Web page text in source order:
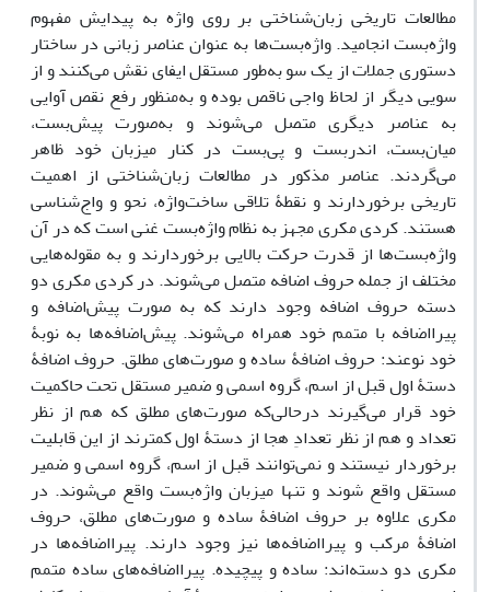
مطالعات تاریخی زبان‌شناختی بر روی واژه به پیدایش مفهوم
واژه‌بست انجامید‌. واژه‌بست‌ها به عنوان عناصر زبانی در ساختار
دستوری جملات از یک سو به‌طور مستقل ایفای نقش می‌کنند و از
سویی دیگر از لحاظ واجی ناقص بوده و به‌منظور رفع نقص آوایی
به عناصر دیگری متصل می‌شوند و به‌صورت پیش‌بست،
میان‌بست، اندربست و پی‌بست در کنار میزبان خود ظاهر
می‌گردند. عناصر مذکور ‌در مطالعات زبان‌شناختی از اهمیت
تاریخی برخوردارند و نقطۀ تلاقی ساخت‌واژه، نحو و واج‌شناسی
هستند. کردی مکری مجهز به نظام واژه‌بست‌ غنی است که در آن
واژه‌بست‌ها از قدرت حرکت بالایی برخوردارند و به مقوله‌هایی
مختلف از جمله حروف اضافه متصل می‌شوند. در کردی مکری دو
دسته حروف اضافه وجود دارند که به صورت پیش‌اضافه و
پیرااضافه با متمم خود همراه می‌شوند. پیش‌اضافه‌ها به نوبۀ
خود نوعند: حروف اضافۀ ساده و صورت‌های مطلق. حروف اضافۀ
دستۀ اول قبل از اسم، گروه اسمی و ضمیر مستقل تحت حاکمیت
خود قرار می‌گیرند درحالی‌که صورت‌های مطلق که هم از نظر
تعداد و هم از نظر تعدادِ هجا از دستۀ اول کمترند از این قابلیت
برخوردار نیستند و نمی‌توانند قبل از اسم، گروه اسمی و ضمیر
مستقل واقع شوند و تنها میزبان واژه‌بست‌ واقع می‌شوند. در
مکری علاوه بر حروف اضافۀ ساده و صورت‌های مطلق، حروف
اضافۀ مرکب و پیرا‌اضافه‌ها نیز وجود دارند. پیرا‌اضافه‌ها در
مکری دو دسته‌اند: ساده و پیچیده. پیرااضافه‌های ساده متمم